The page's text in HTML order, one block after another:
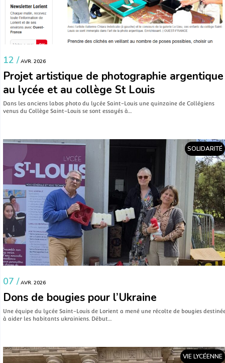
12 / AVR. 2026
Projet artistique de photographie argentique
au lycée et au collège St Louis
Dans les anciens labos photo du lycée Saint-Louis une quinzaine de Collégiens
venus du Collège Saint-Louis se sont essayés à…
SOLIDARITÉ
07 / AVR. 2026
Dons de bougies pour l’Ukraine
Une équipe du lycée Saint-Louis de Lorient a mené une récolte de bougies
à aider les habitants ukrainiens. Début…
VIE LYCÉENNE